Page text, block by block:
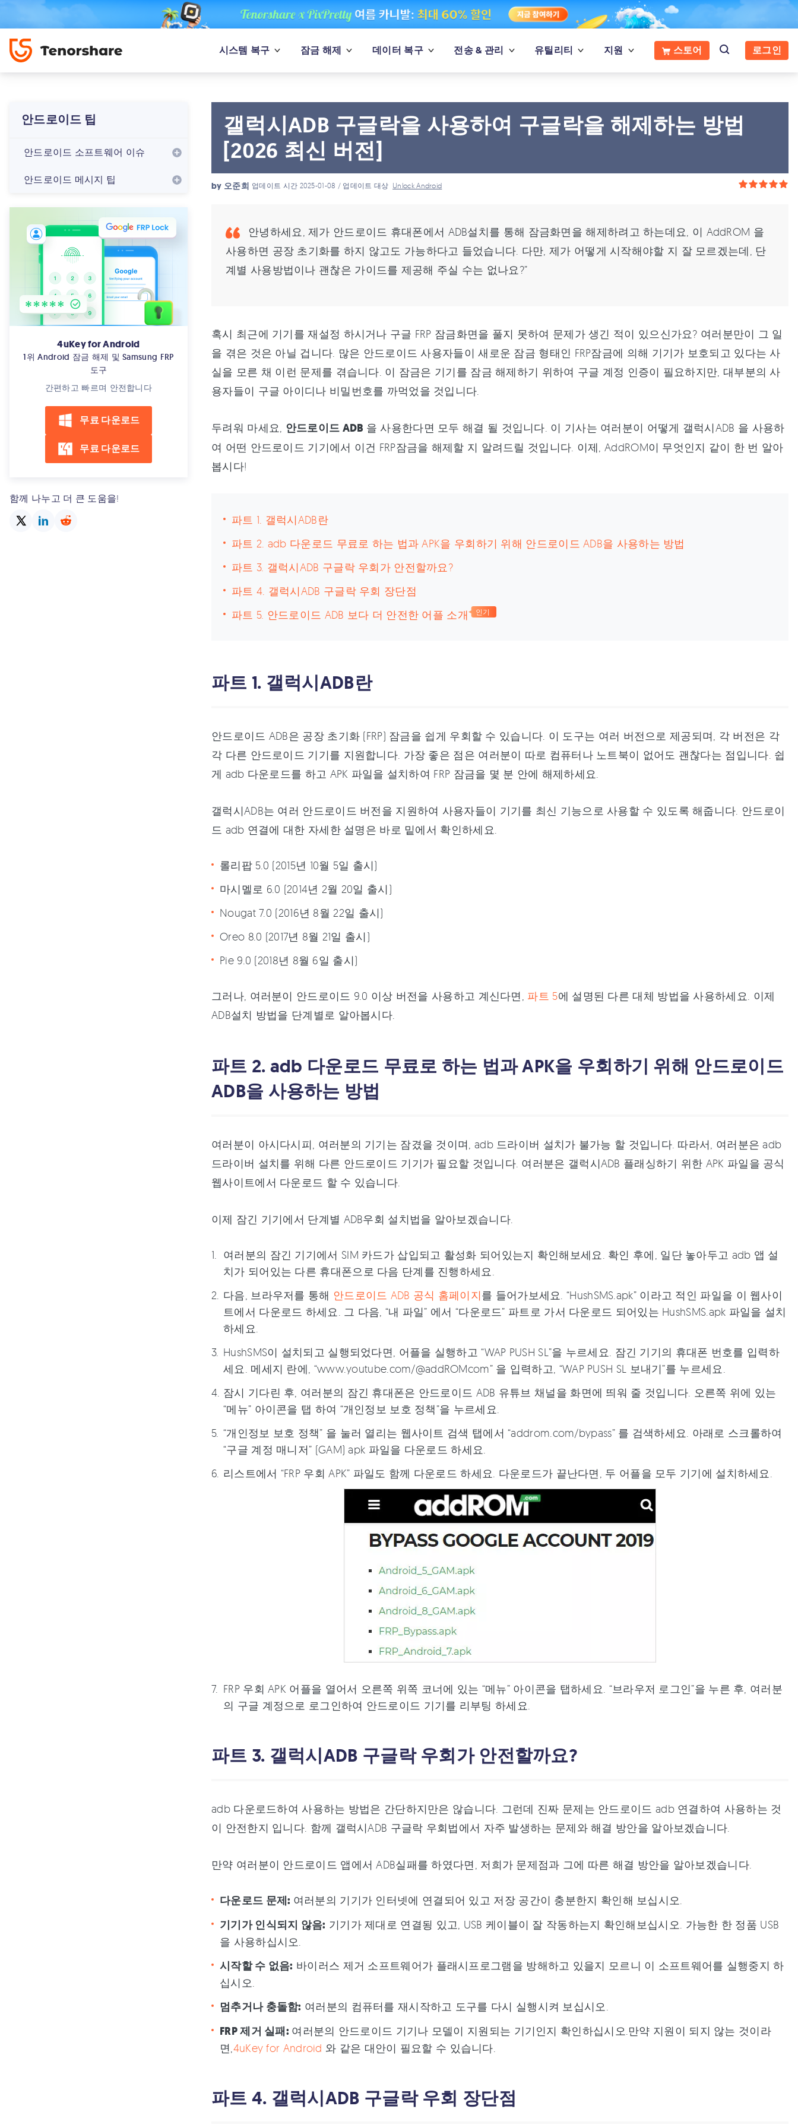
시스템 복구 잠금 해제 데이터 복구 전송 & 관리 유틸리티 지원 스토어 로그인
안드로이드 팁
안드로이드 소프트웨어 이슈
안드로이드 메시지 팁
4uKey for Android
1위 Android 잠금 해제 및 Samsung FRP
도구
간편하고 빠르며 안전합니다
무료 다운로드
무료 다운로드
함께 나누고 더 큰 도움을!
갤럭시ADB 구글락을 사용하여 구글락을 해제하는 방법
[2026 최신 버전]
by 오준희 업데이트 시간 2025-01-08 / 업데이트 대상 Unlock Android
안녕하세요, 제가 안드로이드 휴대폰에서 ADB설치를 통해 잠금화면을 해제하려고 하는데요, 이 AddROM 을
사용하면 공장 초기화를 하지 않고도 가능하다고 들었습니다. 다만, 제가 어떻게 시작해야할 지 잘 모르겠는데, 단
계별 사용방법이나 괜찮은 가이드를 제공해 주실 수는 없나요?”
혹시 최근에 기기를 재설정 하시거나 구글 FRP 잠금화면을 풀지 못하여 문제가 생긴 적이 있으신가요? 여러분만이 그 일
을 겪은 것은 아닐 겁니다. 많은 안드로이드 사용자들이 새로운 잠금 형태인 FRP잠금에 의해 기기가 보호되고 있다는 사
실을 모른 채 이런 문제를 겪습니다. 이 잠금은 기기를 잠금 해제하기 위하여 구글 계정 인증이 필요하지만, 대부분의 사
용자들이 구글 아이디나 비밀번호를 까먹었을 것입니다.
두려워 마세요, 안드로이드 ADB 을 사용한다면 모두 해결 될 것입니다. 이 기사는 여러분이 어떻게 갤럭시ADB 을 사용하
여 어떤 안드로이드 기기에서 이건 FRP잠금을 해제할 지 알려드릴 것입니다. 이제, AddROM이 무엇인지 같이 한 번 알아
봅시다!
파트 1. 갤럭시ADB란
파트 2. adb 다운로드 무료로 하는 법과 APK을 우회하기 위해 안드로이드 ADB을 사용하는 방법
파트 3. 갤럭시ADB 구글락 우회가 안전할까요?
파트 4. 갤럭시ADB 구글락 우회 장단점
파트 5. 안드로이드 ADB 보다 더 안전한 어플 소개
인기
파트 1. 갤럭시ADB란
안드로이드 ADB은 공장 초기화 (FRP) 잠금을 쉽게 우회할 수 있습니다. 이 도구는 여러 버전으로 제공되며, 각 버전은 각
각 다른 안드로이드 기기를 지원합니다. 가장 좋은 점은 여러분이 따로 컴퓨터나 노트북이 없어도 괜찮다는 점입니다. 쉽
게 adb 다운로드를 하고 APK 파일을 설치하여 FRP 잠금을 몇 분 안에 해제하세요.
갤럭시ADB는 여러 안드로이드 버전을 지원하여 사용자들이 기기를 최신 기능으로 사용할 수 있도록 해줍니다. 안드로이
드 adb 연결에 대한 자세한 설명은 바로 밑에서 확인하세요.
롤리팝 5.0 (2015년 10월 5일 출시)
마시멜로 6.0 (2014년 2월 20일 출시)
Nougat 7.0 (2016년 8월 22일 출시)
Oreo 8.0 (2017년 8월 21일 출시)
Pie 9.0 (2018년 8월 6일 출시)
그러나, 여러분이 안드로이드 9.0 이상 버전을 사용하고 계신다면, 파트 5에 설명된 다른 대체 방법을 사용하세요. 이제
ADB설치 방법을 단계별로 알아봅시다.
파트 2. adb 다운로드 무료로 하는 법과 APK을 우회하기 위해 안드로이드
ADB을 사용하는 방법
여러분이 아시다시피, 여러분의 기기는 잠겼을 것이며, adb 드라이버 설치가 불가능 할 것입니다. 따라서, 여러분은 adb
드라이버 설치를 위해 다른 안드로이드 기기가 필요할 것입니다. 여러분은 갤럭시ADB 플래싱하기 위한 APK 파일을 공식
웹사이트에서 다운로드 할 수 있습니다.
이제 잠긴 기기에서 단계별 ADB우회 설치법을 알아보겠습니다.
여러분의 잠긴 기기에서 SIM 카드가 삽입되고 활성화 되어있는지 확인해보세요. 확인 후에, 일단 놓아두고 adb 앱 설
치가 되어있는 다른 휴대폰으로 다음 단계를 진행하세요.
다음, 브라우저를 통해 안드로이드 ADB 공식 홈페이지를 들어가보세요. “HushSMS.apk” 이라고 적인 파일을 이 웹사이
트에서 다운로드 하세요. 그 다음, “내 파일” 에서 “다운로드” 파트로 가서 다운로드 되어있는 HushSMS.apk 파일을 설치
하세요.
HushSMS이 설치되고 실행되었다면, 어플을 실행하고 “WAP PUSH SL”을 누르세요. 잠긴 기기의 휴대폰 번호를 입력하
세요. 메세지 란에, “www.youtube.com/@addROMcom” 을 입력하고, “WAP PUSH SL 보내기”를 누르세요.
잠시 기다린 후, 여러분의 잠긴 휴대폰은 안드로이드 ADB 유튜브 채널을 화면에 띄워 줄 것입니다. 오른쪽 위에 있는
“메뉴” 아이콘을 탭 하여 “개인정보 보호 정책”을 누르세요.
“개인정보 보호 정책” 을 눌러 열리는 웹사이트 검색 탭에서 “addrom.com/bypass” 를 검색하세요. 아래로 스크롤하여
“구글 계정 매니저” (GAM) apk 파일을 다운로드 하세요.
리스트에서 “FRP 우회 APK” 파일도 함께 다운로드 하세요. 다운로드가 끝난다면, 두 어플을 모두 기기에 설치하세요.
FRP 우회 APK 어플을 열어서 오른쪽 위쪽 코너에 있는 “메뉴” 아이콘을 탭하세요. “브라우저 로그인”을 누른 후, 여러분
의 구글 계정으로 로그인하여 안드로이드 기기를 리부팅 하세요.
파트 3. 갤럭시ADB 구글락 우회가 안전할까요?
adb 다운로드하여 사용하는 방법은 간단하지만은 않습니다. 그런데 진짜 문제는 안드로이드 adb 연결하여 사용하는 것
이 안전한지 입니다. 함께 갤럭시ADB 구글락 우회법에서 자주 발생하는 문제와 해결 방안을 알아보겠습니다.
만약 여러분이 안드로이드 앱에서 ADB실패를 하였다면, 저희가 문제점과 그에 따른 해결 방안을 알아보겠습니다.
다운로드 문제: 여러분의 기기가 인터넷에 연결되어 있고 저장 공간이 충분한지 확인해 보십시오.
기기가 인식되지 않음: 기기가 제대로 연결됭 있고, USB 케이블이 잘 작동하는지 확인해보십시오. 가능한 한 정품 USB
을 사용하십시오.
시작할 수 없음: 바이러스 제거 소프트웨어가 플래시프로그램을 방해하고 있을지 모르니 이 소프트웨어를 실행중지 하
십시오.
멈추거나 충돌함: 여러분의 컴퓨터를 재시작하고 도구를 다시 실행시켜 보십시오.
FRP 제거 실패: 여러분의 안드로이드 기기나 모델이 지원되는 기기인지 확인하십시오.만약 지원이 되지 않는 것이라
면, 4uKey for Android 와 같은 대안이 필요할 수 있습니다.
파트 4. 갤럭시ADB 구글락 우회 장단점